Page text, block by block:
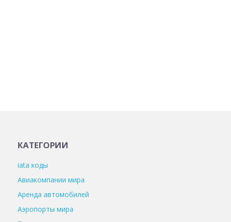
КАТЕГОРИИ
iata коды
Авиакомпании мира
Аренда автомобилей
Аэропорты мира